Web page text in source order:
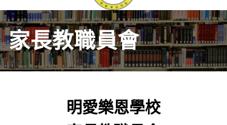
家長教職員會
明愛樂恩學校